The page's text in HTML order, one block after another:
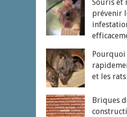
Souris et
prévenir
et les rats
Briques